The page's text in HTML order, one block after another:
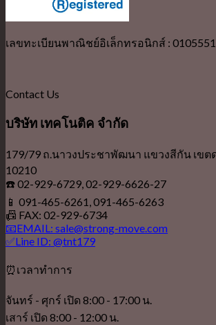
เลขทะเบียนพาณิชย์อิเล็กทรอนิกส์ :
Contact Us
บริษัท เทคโนติค จำกัด
179/79 ถ.นาวงประชาพัฒนา แขวงสีกัน เขต
10210
☎️ 02-929-6729, 02-929-6626-27
📱 091-465-6261, 091-465-6263
📠 FAX: 02-929-6734
📧EMAIL: sale@strong-move.com
✅Line ID: @tnt179
⏰เวลาทำการ
จันทร์ - ศุกร์ เปิด 8:00 - 17:00 น.
เสาร์ เปิด 8:00 - 12:00 น.